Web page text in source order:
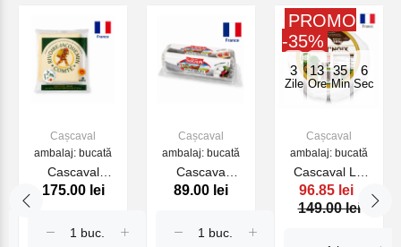
Cașcaval
ambalaj: bucată
Cascaval
Comte 8 mois
(22434)
175.00 lei
Cașcaval
ambalaj: bucată
Cascava
BUCHETTE
PAST SOUS
89.00 lei
3
Zile
13
Ore
35
Min
6
Sec
PROMO
-35%
Cașcaval
ambalaj: bucată
Cascaval LE
MONT NOIX
200g (22396)
96.85 lei
149.00 lei